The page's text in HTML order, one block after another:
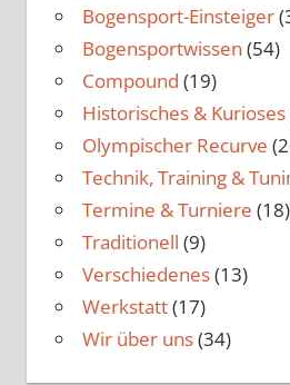
Bogensport-Einsteiger
Bogensportwissen (54)
Compound (19)
Historisches & Kurioses
Olympischer Recurve
Technik, Training &
Termine & Turniere (18)
Traditionell (9)
Verschiedenes(13)
Werkstatt(17)
Wir über uns(34)